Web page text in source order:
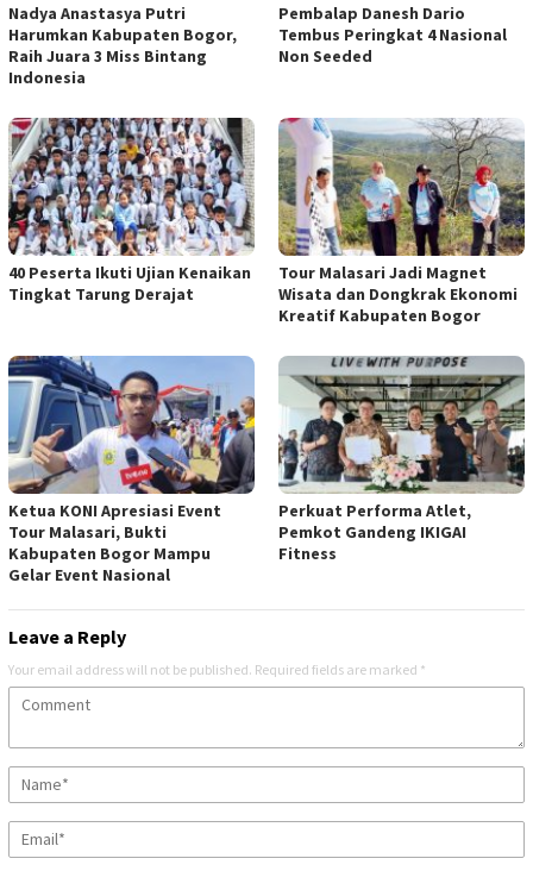
Nadya Anastasya Putri
Harumkan Kabupaten Bogor,
Raih Juara 3 Miss Bintang
Indonesia
Pembalap Danesh Dario
Tembus Peringkat 4 Nasional
Non Seeded
40 Peserta Ikuti Ujian Kenaikan
Tingkat Tarung Derajat
Tour Malasari Jadi Magnet
Wisata dan Dongkrak Ekonomi
Kreatif Kabupaten Bogor
Ketua KONI Apresiasi Event
Tour Malasari, Bukti
Kabupaten Bogor Mampu
Gelar Event Nasional
Perkuat Performa Atlet,
Pemkot Gandeng IKIGAI
Fitness
Leave a Reply
Your email address will not be published. Required fields are marked *